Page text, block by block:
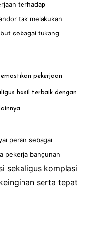
terhadap
tak melakukan
sebagai tukang
pekerjaan
hasil terbaik dengan
peran sebagai
pekerja bangunan
sekaligus komplasi
serta tepat